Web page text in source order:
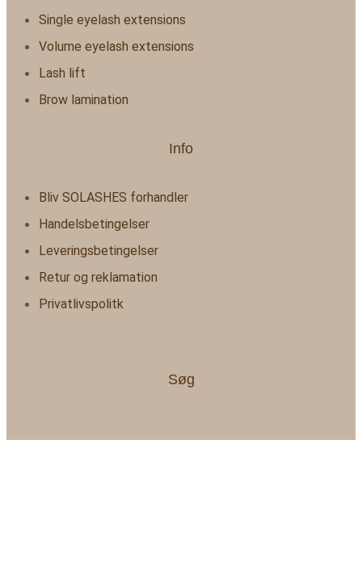
Single eyelash extensions
Volume eyelash extensions
Lash lift
Brow lamination
Info
Bliv SOLASHES forhandler
Handelsbetingelser
Leveringsbetingelser
Retur og reklamation
Privatlivspolitk
Søg